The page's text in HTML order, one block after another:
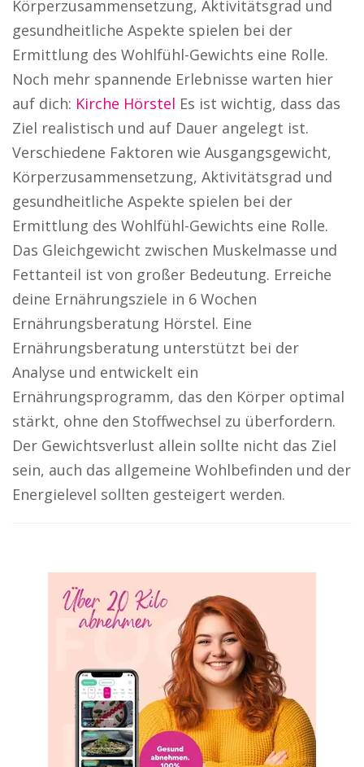
Körperzusammensetzung, Aktivitätsgrad und
gesundheitliche Aspekte spielen bei der
Ermittlung des Wohlfühl-Gewichts eine Rolle.
Noch mehr spannende Erlebnisse warten hier
auf dich: Kirche Hörstel Es ist wichtig, dass das
Ziel realistisch und auf Dauer angelegt ist.
Verschiedene Faktoren wie Ausgangsgewicht,
Körperzusammensetzung, Aktivitätsgrad und
gesundheitliche Aspekte spielen bei der
Ermittlung des Wohlfühl-Gewichts eine Rolle.
Das Gleichgewicht zwischen Muskelmasse und
Fettanteil ist von großer Bedeutung. Erreiche
deine Ernährungsziele in 6 Wochen
Ernährungsberatung Hörstel. Eine
Ernährungsberatung unterstützt bei der
Analyse und entwickelt ein
Ernährungsprogramm, das den Körper optimal
stärkt, ohne den Stoffwechsel zu überfordern.
Der Gewichtsverlust allein sollte nicht das Ziel
sein, auch das allgemeine Wohlbefinden und der
Energielevel sollten gesteigert werden.